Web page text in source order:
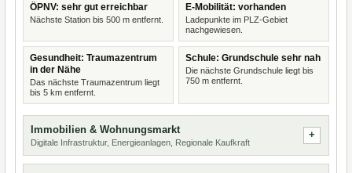
ÖPNV: sehr gut erreichbar
Nächste Station bis 500 m entfernt.
E-Mobilität: vorhanden
Ladepunkte im PLZ-Gebiet
nachgewiesen.
Gesundheit: Traumazentrum
in der Nähe
Das nächste Traumazentrum liegt
bis 5 km entfernt.
Schule: Grundschule sehr nah
Die nächste Grundschule liegt bis
750 m entfernt.
Immobilien & Wohnungsmarkt
Digitale Infrastruktur, Energieanlagen, Regionale Kaufkraft